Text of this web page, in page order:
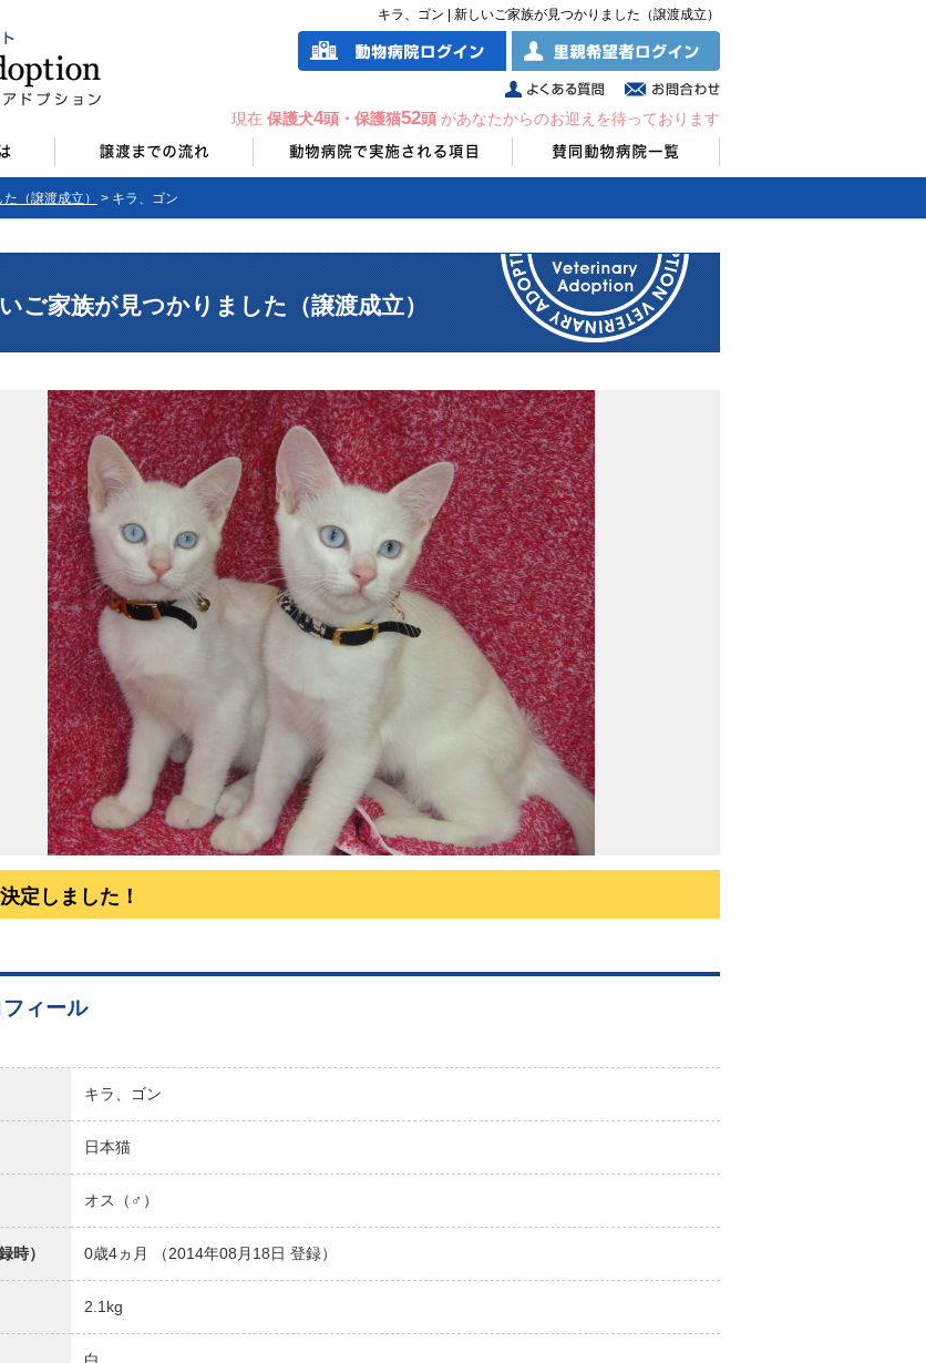
キラ、ゴン | 新しいご家族が見つかりました（譲渡成立）
現在 保護犬4頭・保護猫52頭 があなたからのお迎えを待っております
（譲渡成立） > キラ、ゴン
ご家族が見つかりました（譲渡成立）
定しました！
ィール
キラ、ゴン
日本猫
オス（♂）
時） 0歳4ヵ月 （2014年08月18日 登録）
2.1kg